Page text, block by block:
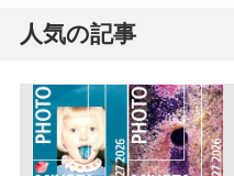
人気の記事